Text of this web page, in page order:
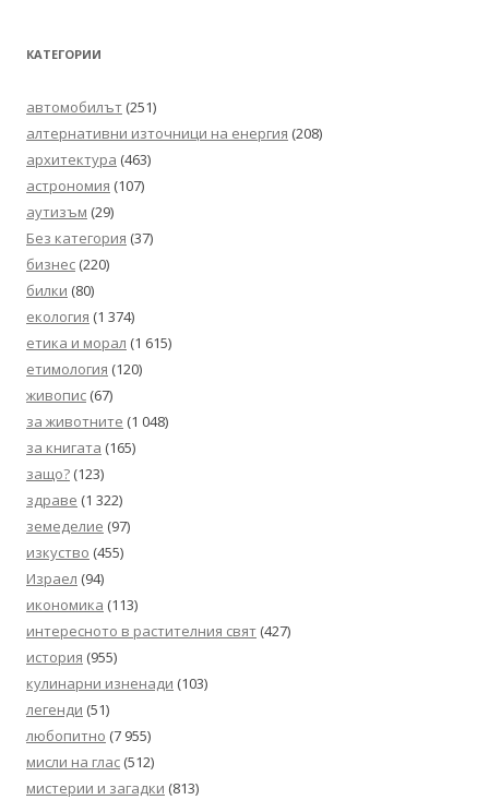
КАТЕГОРИИ
автомобилът (251)
алтернативни източници на енергия (208)
архитектура (463)
астрономия (107)
аутизъм (29)
Без категория (37)
бизнес (220)
билки (80)
екология (1 374)
етика и морал (1 615)
етимология (120)
живопис (67)
за животните (1 048)
за книгата (165)
защо? (123)
здраве (1 322)
земеделие (97)
изкуство (455)
Израел (94)
икономика (113)
интересното в растителния свят (427)
история (955)
кулинарни изненади (103)
легенди (51)
любопитно (7 955)
мисли на глас (512)
мистерии и загадки (813)